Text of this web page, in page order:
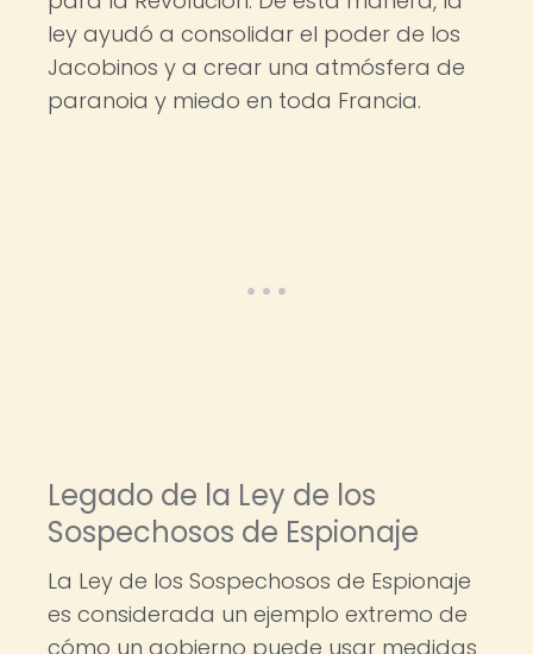
ley ayudó a consolidar el poder de los
Jacobinos y a crear una atmósfera de
paranoia y miedo en toda Francia.
Legado de la Ley de los
Sospechosos de Espionaje
La Ley de los Sospechosos de Espionaje
es considerada un ejemplo extremo de
cómo un gobierno puede usar medidas